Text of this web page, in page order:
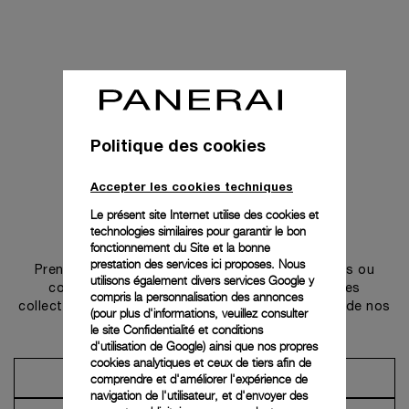
Prendre contact
Prenez rendez-vous dans l’une de nos boutiques ou
contactez notre conciergerie pour découvrir les
collections et bénéficier des conseils ou services de nos
ambassadeurs.
Prendre un rendez-vous
Politique des cookies
Accepter les cookies techniques
Le présent site Internet utilise des cookies et
technologies similaires pour garantir le bon
fonctionnement du Site et la bonne
prestation des services ici proposes. Nous
utilisons également divers services Google y
compris la personnalisation des annonces
(pour plus d'informations, veuillez consulter
le site Confidentialité et conditions
d'utilisation de Google) ainsi que nos propres
cookies analytiques et ceux de tiers afin de
comprendre et d'améliorer l'expérience de
navigation de l'utilisateur, et d'envoyer des